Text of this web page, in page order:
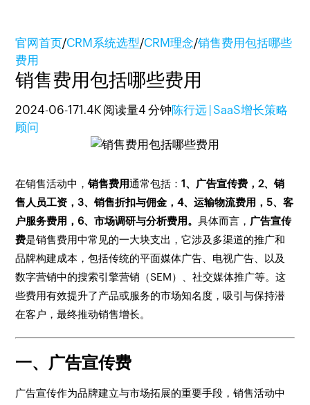
官网首页/CRM系统选型/CRM理念/销售费用包括哪些
费用
销售费用包括哪些费用
2024-06-171.4K 阅读量4 分钟陈行远 | SaaS增长策略
顾问
在销售活动中，销售费用通常包括：1、广告宣传费，2、销
售人员工资，3、销售折扣与佣金，4、运输物流费用，5、客
户服务费用，6、市场调研与分析费用。具体而言， 广告宣传
费是销售费用中常见的一大块支出，它涉及多渠道的推广和
品牌构建成本，包括传统的平面媒体广告、电视广告、以及
数字营销中的搜索引擎营销（SEM）、社交媒体推广等。这
些费用有效提升了产品或服务的市场知名度，吸引与保持潜
在客户，最终推动销售增长。
一、广告宣传费
广告宣传作为品牌建立与市场拓展的重要手段，销售活动中